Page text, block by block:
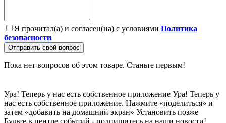
Я прочитал(а) и согласен(на) с условиями Политика
безопасности
Отправить свой вопрос
Пока нет вопросов об этом товаре. Станьте первым!
Ура! Теперь у нас есть собственное приложение Ура! Теперь у
нас есть собственное приложение. Нажмите «поделиться» и
затем «добавить на домашний экран» Установить позже